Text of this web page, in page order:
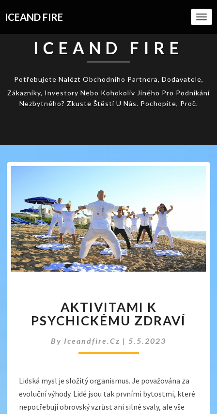
ICEAND FIRE
ICEAND FIRE
Potřebujete Nalézt Obchodního Partnera, Dodavatele,
Zákazníky, Investory Nebo Kohokoliv Jiného Pro Podnikání
Nezbytného? Zkuste Štěstí U Nás. Pochopíte, Proč.
K
PSYCHICKÉMU
ZDRAVÍ
AKTIVITAMI K
PSYCHICKÉMU ZDRAVÍ
By Iceandfire.cz | 5.5.2023
Lidská mysl je složitý organismus. Je považována za
evoluční výhody. Lidé jsou tak prvními bytostmi, které
nepotřebují obrovský vzrůst ani silné svaly, ale vše